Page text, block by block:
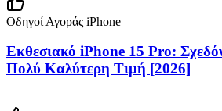
Οδηγοί Αγοράς iPhone
Εκθεσιακό iPhone 15 Pro:
Πολύ Καλύτερη Τιμή [2026]